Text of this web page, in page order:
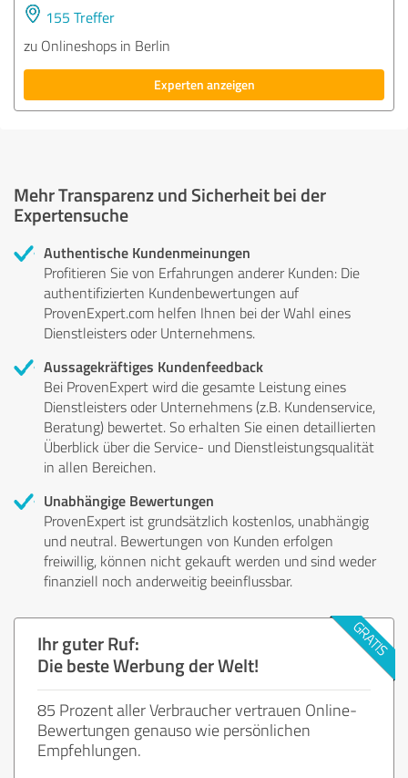
155 Treffer
zu Onlineshops in Berlin
Experten anzeigen
Mehr Transparenz und Sicherheit bei der
Expertensuche
Authentische Kundenmeinungen
Profitieren Sie von Erfahrungen anderer Kunden: Die
authentifizierten Kundenbewertungen auf
ProvenExpert.com helfen Ihnen bei der Wahl eines
Dienstleisters oder Unternehmens.
Aussagekräftiges Kundenfeedback
Bei ProvenExpert wird die gesamte Leistung eines
Dienstleisters oder Unternehmens (z.B. Kundenservice,
Beratung) bewertet. So erhalten Sie einen detaillierten
Überblick über die Service- und Dienstleistungsqualität
in allen Bereichen.
Unabhängige Bewertungen
ProvenExpert ist grundsätzlich kostenlos, unabhängig
und neutral. Bewertungen von Kunden erfolgen
freiwillig, können nicht gekauft werden und sind weder
finanziell noch anderweitig beeinflussbar.
Ihr guter Ruf:
Die beste Werbung der Welt!
85 Prozent aller Verbraucher vertrauen Online-
Bewertungen genauso wie persönlichen
Empfehlungen.